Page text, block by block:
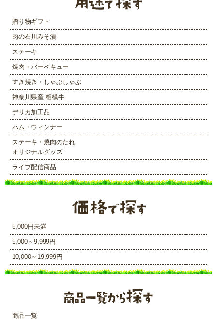
贈り物ギフト
肉の石川みそ漬
ステーキ
焼肉・バーベキュー
すき焼き・しゃぶしゃぶ
神奈川県産 相模牛
デリカ加工品
ハム・ウィンナー
ステーキ・焼肉のたれ
オリジナルグッズ
ライブ配信商品
5,000円未満
5,000～9,999円
10,000～19,999円
商品一覧